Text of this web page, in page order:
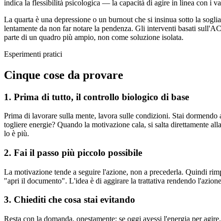
indica la flessibilità psicologica — la capacità di agire in linea con i
La quarta è una depressione o un burnout che si insinua sotto la
lentamente da non far notare la pendenza. Gli interventi basati
parte di un quadro più ampio, non come soluzione isolata.
Esperimenti pratici
Cinque cose da provare
1. Prima di tutto, il controllo biologico di base
Prima di lavorare sulla mente, lavora sulle condizioni. Stai
togliere energie? Quando la motivazione cala, si salta direttamente
lo è più.
2. Fai il passo più piccolo possibile
La motivazione tende a seguire l'azione, non a precederla. Quindi
"apri il documento". L'idea è di aggirare la trattativa rendendo
3. Chiediti che cosa stai evitando
Resta con la domanda, onestamente: se oggi avessi l'energia per